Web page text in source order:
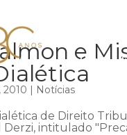
Início
e
2010 | Notícias
de Direito
Derzi, intitulado